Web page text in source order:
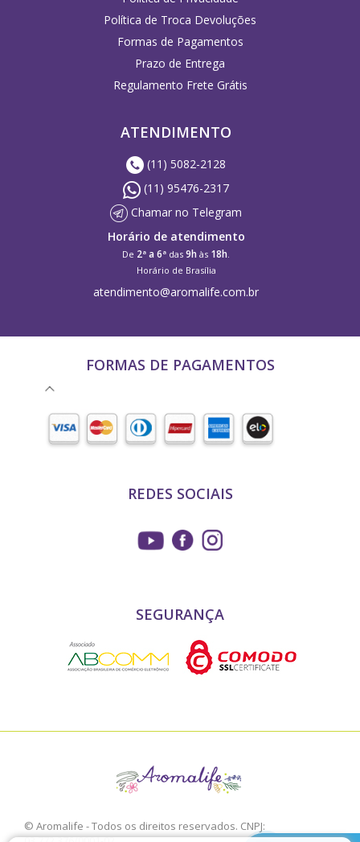
Política de Troca Devoluções
Formas de Pagamentos
Prazo de Entrega
Regulamento Frete Grátis
ATENDIMENTO
(11) 5082-2128
(11) 95476-2317
Chamar no Telegram
Horário de atendimento
De 2ª a 6ª das 9h às 18h.
Horário de Brasília
atendimento@aromalife.com.br
FORMAS DE PAGAMENTOS
REDES SOCIAIS
SEGURANÇA
© Aromalife - Todos os direitos reservados. CNPJ: